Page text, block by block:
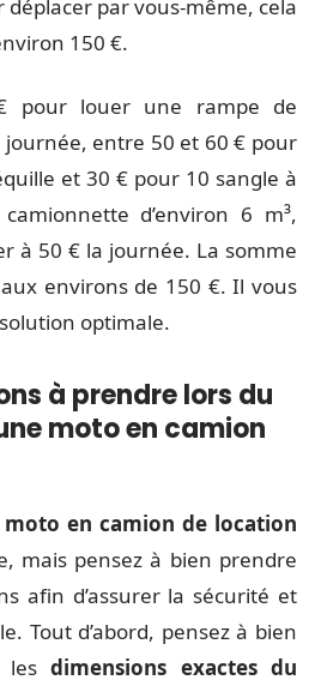
déplacer par vous-même, cela
150 €.
pour louer une rampe de
entre 50 et 60 € pour
et 30 € pour 10 sangle à
d’environ 6 m³,
à 50 € la journée. La somme
environs de 150 €. Il vous
optimale.
à prendre lors du
moto en camion
moto en camion de location
mais pensez à bien prendre
afin d’assurer la sécurité et
Tout d’abord, pensez à bien
lesdimensions exactes du